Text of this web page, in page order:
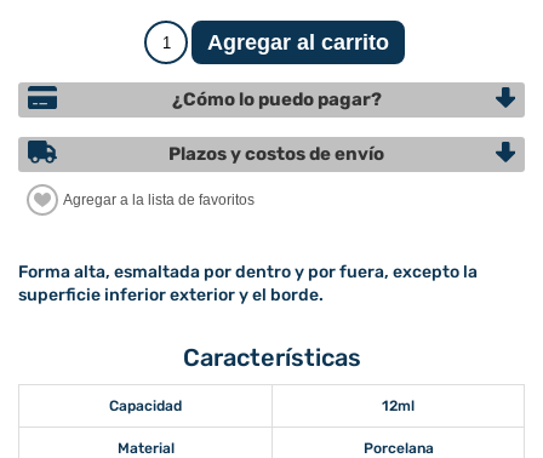
¿Cómo lo puedo pagar?
Plazos y costos de envío
Forma alta, esmaltada por dentro y por fuera, excepto la
superficie inferior exterior y el borde.
Características
Capacidad 12ml
Material Porcelana